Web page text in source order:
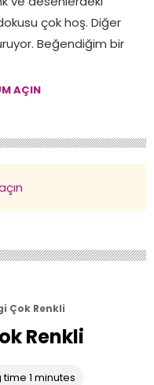
çok hoş. Diğer
Beğendiğim bir
AÇIN
Çok Renkli
Renkli
1 minutes